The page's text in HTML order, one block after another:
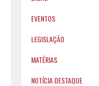
EVENTOS
LEGISLAÇÃO
MATÉRIAS
NOTÍCIA DESTAQUE